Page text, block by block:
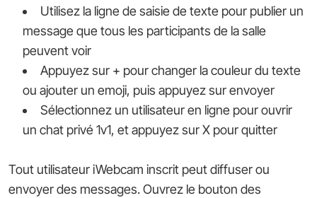
Utilisez la ligne de saisie de texte pour publier un
message que tous les participants de la salle
peuvent voir
Appuyez sur + pour changer la couleur du texte
ou ajouter un emoji, puis appuyez sur envoyer
Sélectionnez un utilisateur en ligne pour ouvrir
un chat privé 1v1, et appuyez sur X pour quitter
Tout utilisateur iWebcam inscrit peut diffuser ou
envoyer des messages. Ouvrez le bouton des